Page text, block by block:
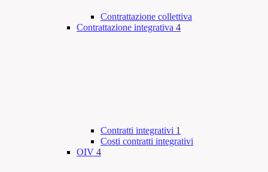
Contrattazione collettiva
Contrattazione integrativa 4
Contratti integrativi 1
Costi contratti integrativi
OIV 4